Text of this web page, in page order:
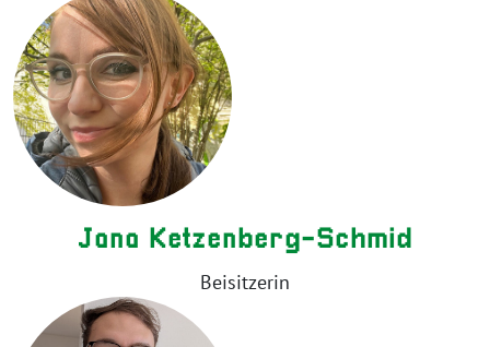
Jana Ketzenberg-Schmid
Beisitzerin